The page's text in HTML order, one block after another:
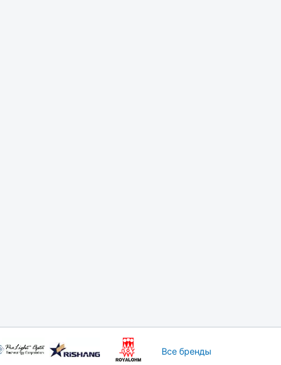
Все бренды